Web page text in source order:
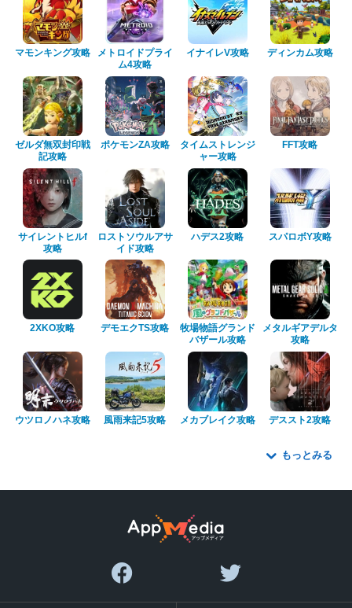
マモンキング攻略
メトロイドプライ
ム4攻略
イナイレV攻略 ディンカム攻略
ゼルダ無双封印戦
記攻略
ポケモンZA攻略
タイムストレンジ
ャー攻略
FFT攻略
サイレントヒルf
攻略
ロストソウルアサ
イド攻略
ハデス2攻略 スパロボY攻略
2XKO攻略 デモエクTS攻略
牧場物語グランド
バザール攻略
メタルギアデルタ
攻略
ウツロノハネ攻略 風雨来記5攻略 メカブレイク攻略 デススト2攻略
もっとみる